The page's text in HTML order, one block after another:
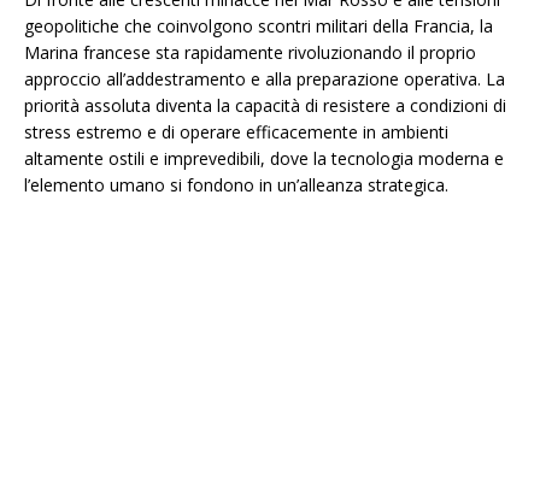
geopolitiche che coinvolgono scontri militari della Francia, la
Marina francese sta rapidamente rivoluzionando il proprio
approccio all’addestramento e alla preparazione operativa. La
priorità assoluta diventa la capacità di resistere a condizioni di
stress estremo e di operare efficacemente in ambienti
altamente ostili e imprevedibili, dove la tecnologia moderna e
l’elemento umano si fondono in un’alleanza strategica.